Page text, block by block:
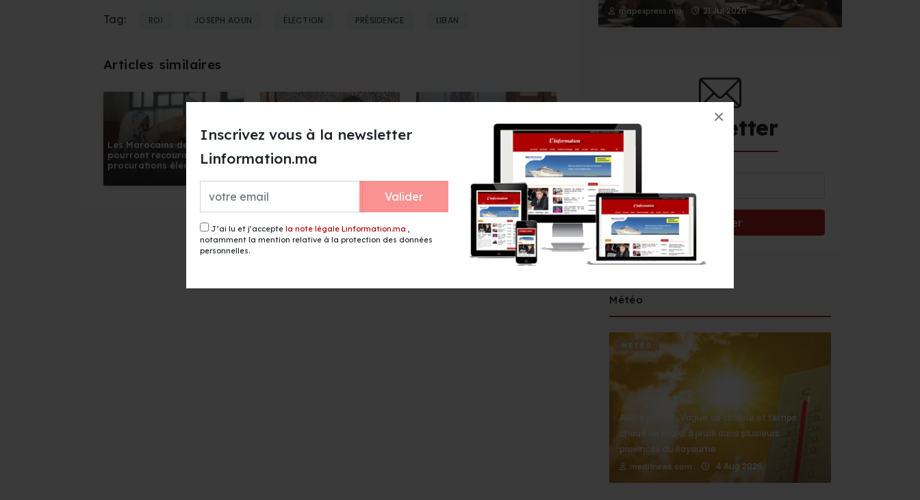
Inscrivez vous à la newsletter
Linformation.ma
Valider
J’ai lu et j’accepte la note légale Linformation.ma
notamment la mention relative à la protection des données
personnelles.
×
Tag: ROI JOSEPH AOUN ÉLECTION PRÉSIDENCE LIBAN
Les Marocains de l’étranger
pourront recourir aux
procurations électroniques
septembre
Hautes Instructions Royales
pour le retour des mineurs
gouvernement dévoilés
mapexpress.ma 21 Jul 2026
Newsletter
Météo
METÉO
Alerte Météo : Vague de chaleur et temps
chaud de mardi à jeudi dans plusieurs
provinces du Royaume
medi1news.com 4 Aug 2026